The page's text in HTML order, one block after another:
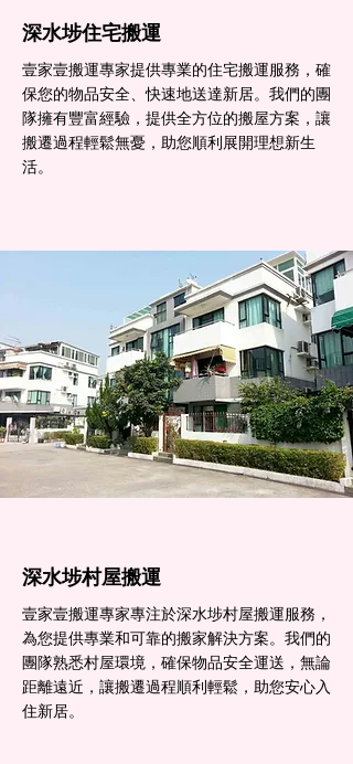
深水埗住宅搬運
壹家壹搬運專家提供專業的住宅搬運服務，確
保您的物品安全、快速地送達新居。我們的團
隊擁有豐富經驗，提供全方位的搬屋方案，讓
搬遷過程輕鬆無憂，助您順利展開理想新生
活。
深水埗村屋搬運
壹家壹搬運專家專注於深水埗村屋搬運服務，
為您提供專業和可靠的搬家解決方案。我們的
團隊熟悉村屋環境，確保物品安全運送，無論
距離遠近，讓搬遷過程順利輕鬆，助您安心入
住新居。